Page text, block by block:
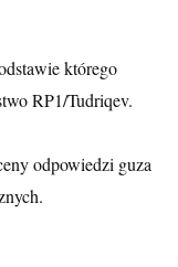
którego
RP1/Tudriqev.
odpowiedzi guza